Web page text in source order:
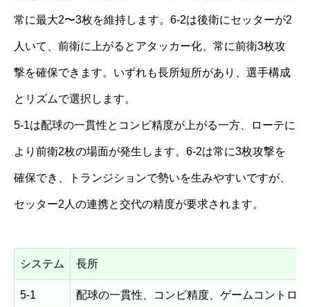
常に最大2〜3枚を維持します。6-2は後衛にセッターが2
人いて、前衛に上がるとアタッカー化、常に前衛3枚攻
撃を確保できます。いずれも長所短所があり、選手構成
とリズムで選択します。
5-1は配球の一貫性とコンビ精度が上がる一方、ローテに
より前衛2枚の場面が発生します。6-2は常に3枚攻撃を
確保でき、トランジションで勢いを生みやすいですが、
セッター2人の連携と交代の精度が要求されます。
システム 長所
5-1 配球の一貫性、コンビ精度、ゲームコントロ